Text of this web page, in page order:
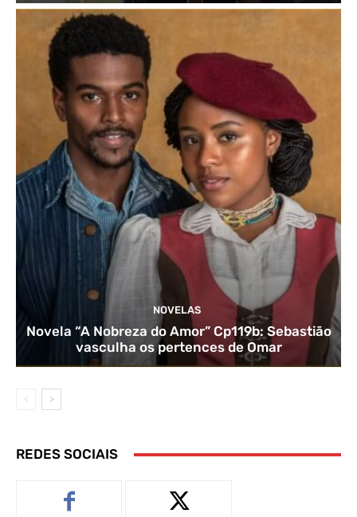
NOVELAS
Novela “A Nobreza do Amor” Cp119b: Sebastião
vasculha os pertences de Omar
REDES SOCIAIS